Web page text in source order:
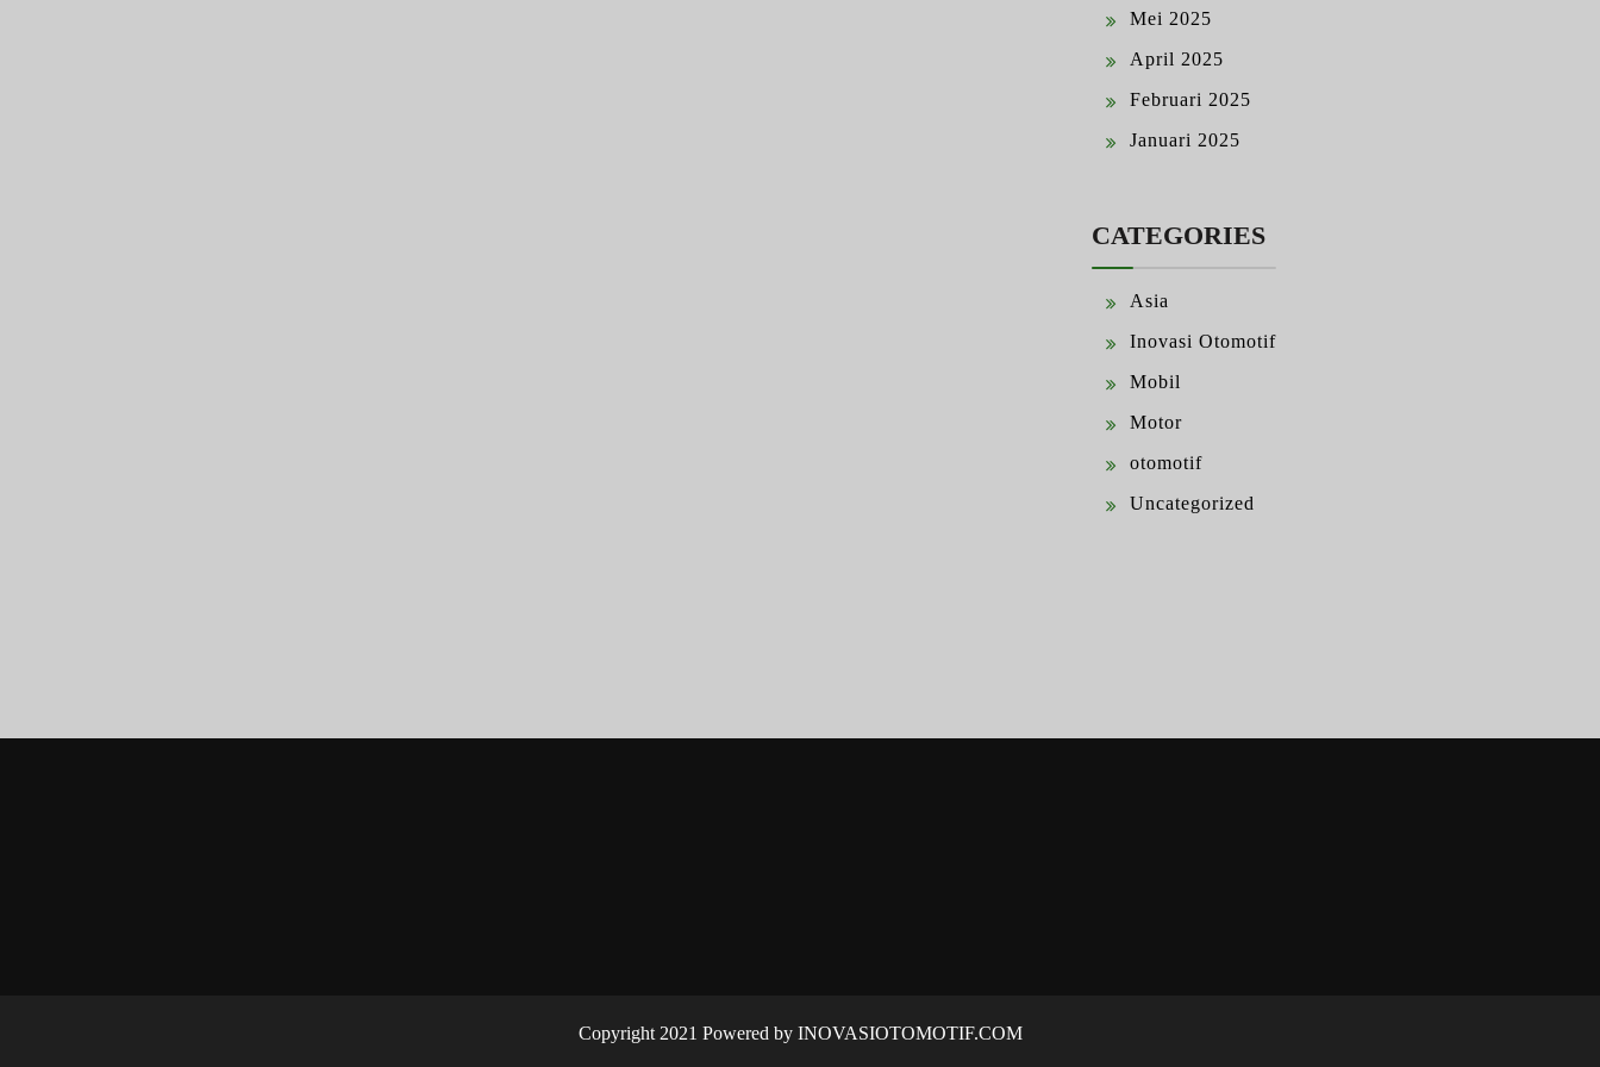
Mei 2025
April 2025
Februari 2025
Januari 2025
CATEGORIES
Asia
Inovasi Otomotif
Mobil
Motor
otomotif
Uncategorized
Copyright 2021 Powered by INOVASIOTOMOTIF.COM